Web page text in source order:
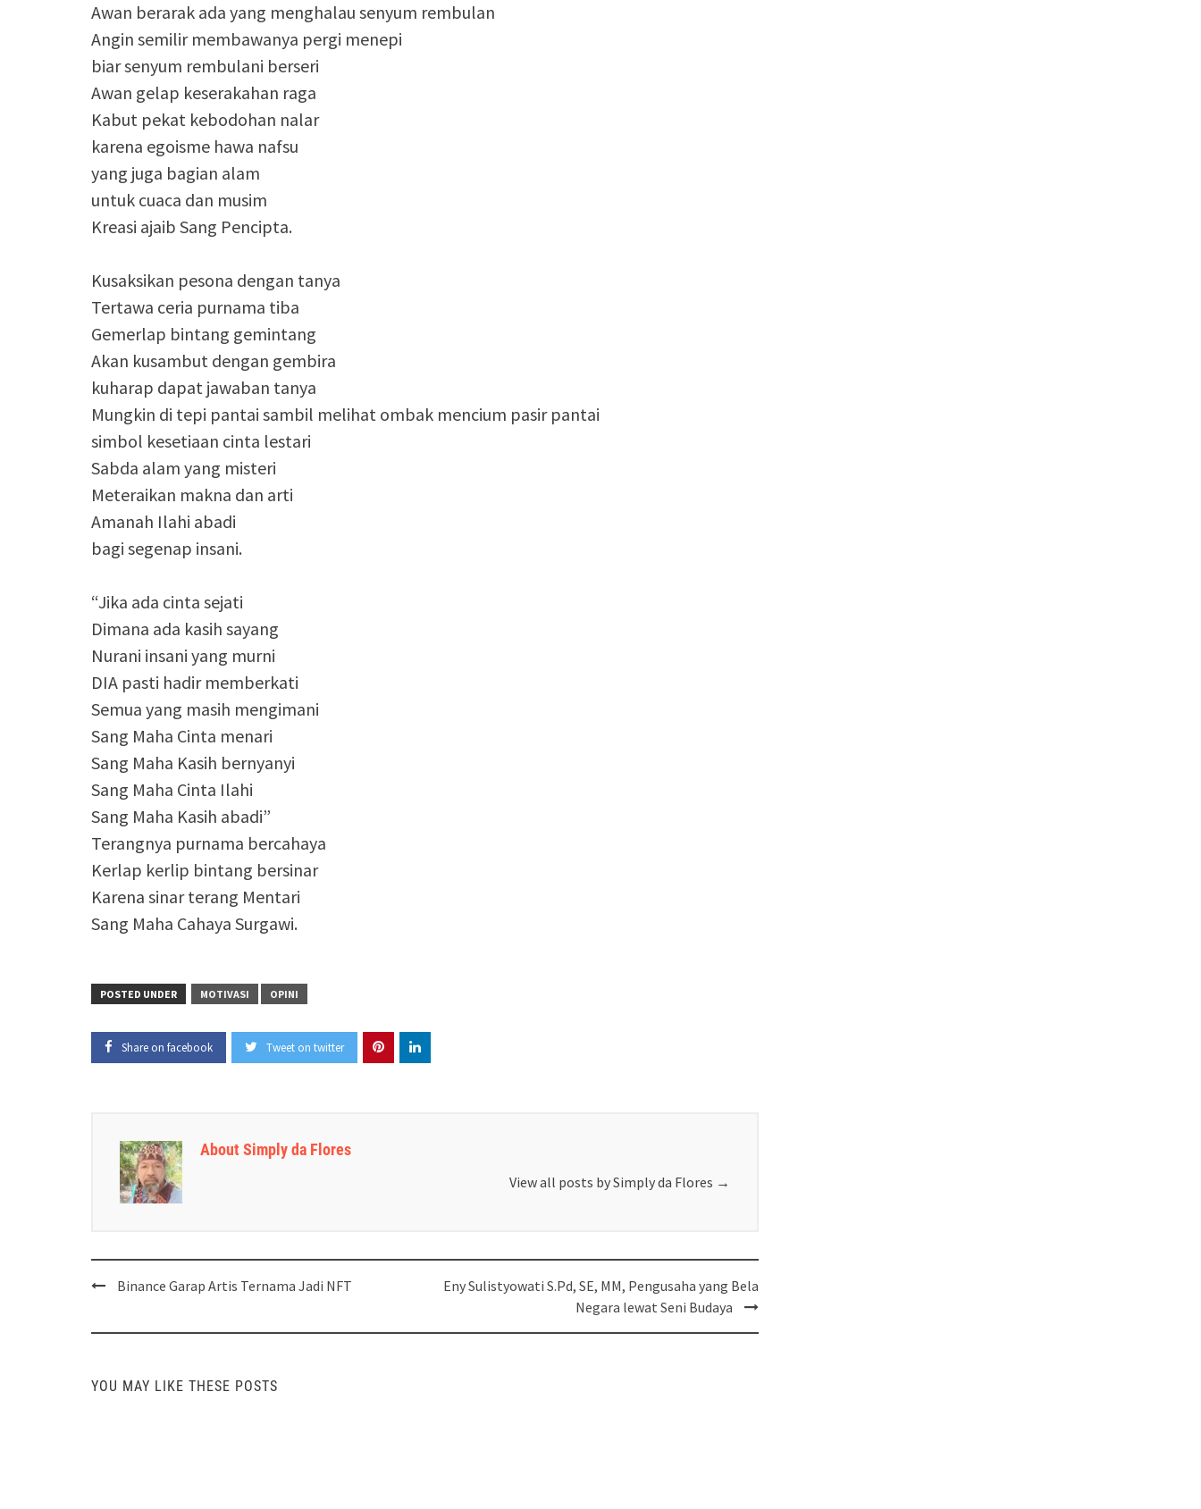
Awan berarak ada yang menghalau senyum rembulan
Angin semilir membawanya pergi menepi
biar senyum rembulani berseri
Awan gelap keserakahan raga
Kabut pekat kebodohan nalar
karena egoisme hawa nafsu
yang juga bagian alam
untuk cuaca dan musim
Kreasi ajaib Sang Pencipta.
Kusaksikan pesona dengan tanya
Tertawa ceria purnama tiba
Gemerlap bintang gemintang
Akan kusambut dengan gembira
kuharap dapat jawaban tanya
Mungkin di tepi pantai sambil melihat ombak mencium pasir pantai
simbol kesetiaan cinta lestari
Sabda alam yang misteri
Meteraikan makna dan arti
Amanah Ilahi abadi
bagi segenap insani.
“Jika ada cinta sejati
Dimana ada kasih sayang
Nurani insani yang murni
DIA pasti hadir memberkati
Semua yang masih mengimani
Sang Maha Cinta menari
Sang Maha Kasih bernyanyi
Sang Maha Cinta Ilahi
Sang Maha Kasih abadi”
Terangnya purnama bercahaya
Kerlap kerlip bintang bersinar
Karena sinar terang Mentari
Sang Maha Cahaya Surgawi.
POSTED UNDER MOTIVASI OPINI
Share on facebook Tweet on twitter
About Simply da Flores
View all posts by Simply da Flores →
PostBinance Garap Artis Ternama Jadi NFT
Eny Sulistyowati S.Pd, SE, MM, Pengusaha yang Bela
Negara lewat Seni Budaya
YOU MAY LIKE THESE POSTS